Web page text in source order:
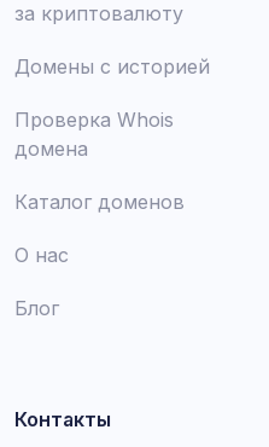
за криптовалюту
Домены с историей
Проверка Whois
домена
Каталог доменов
О нас
Блог
Контакты